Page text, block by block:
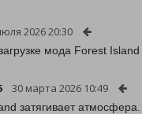
2026 20:30
мода Forest
30 марта 2026 10:49
затягивает